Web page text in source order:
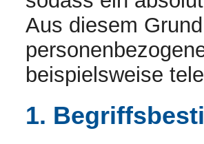
Aus diesem
beispielsweise
1.